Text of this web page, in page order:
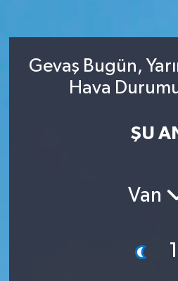
Gevaş Bugün,
Hava
ŞU
Van
Siyaset
Ekonomi
Son Dakika Haberleri
Haber Arşivi